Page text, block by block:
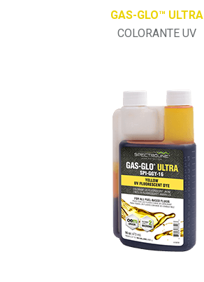
GAS-GLO™ ULTRA
COLORANTE UV